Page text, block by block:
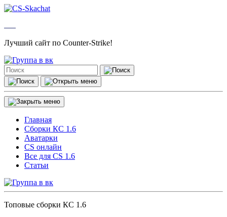
Лучший сайт по Counter-Strike!
Главная
Сборки КС 1.6
Аватарки
CS онлайн
Все для CS 1.6
Статьи
Топовые сборки КС 1.6